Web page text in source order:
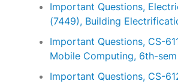
Important Questions,
(7449), Building
Important Questions, CS-
Mobile Computing, 6th-sem
Important Questions, CS-